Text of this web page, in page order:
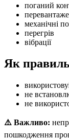
поганий
механічні
перегрів
вібрації
Як
не
не
⚠️ Важливо:
пошкодження